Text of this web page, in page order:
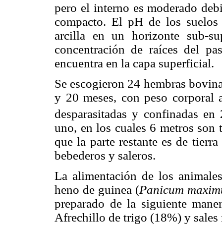
pero el interno es moderado
compacto. El pH de los
arcilla en un horizonte sub-
concentración de raíces del
encuentra en la capa superficial.
Se escogieron 24 hembras
y 20 meses, con peso
desparasitadas y confinadas
uno, en los cuales 6 metros son
que la parte restante es de
bebederos y saleros.
La alimentación de los
heno de guinea (Panicum
preparado de la siguiente
Afrechillo de trigo (18%) y sales